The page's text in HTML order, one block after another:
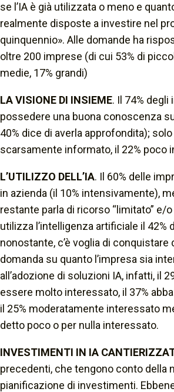
se l’IA è già utilizzata o meno e
realmente disposte a investire nel
quinquennio». Alle domande ha
oltre 200 imprese (di cui 53% di
medie, 17% grandi)
LA VISIONE DI INSIEME. Il 74%
possedere una buona conoscenza
40% dice di averla approfondita);
scarsamente informato, il 22% poco
L’UTILIZZO DELL’IA. Il 60% delle
in azienda (il 10% intensivamente),
restante parla di ricorso “limitato” e/
utilizza l’intelligenza artificiale il 42%
nonostante, c’è voglia di conquistare
domanda su quanto l’impresa sia
all’adozione di soluzioni IA, infatti, il
essere molto interessato, il 37%
il 25% moderatamente interessato
detto poco o per nulla interessato.
INVESTIMENTI IN IA
precedenti, che tengono conto della
pianificazione di investimenti.